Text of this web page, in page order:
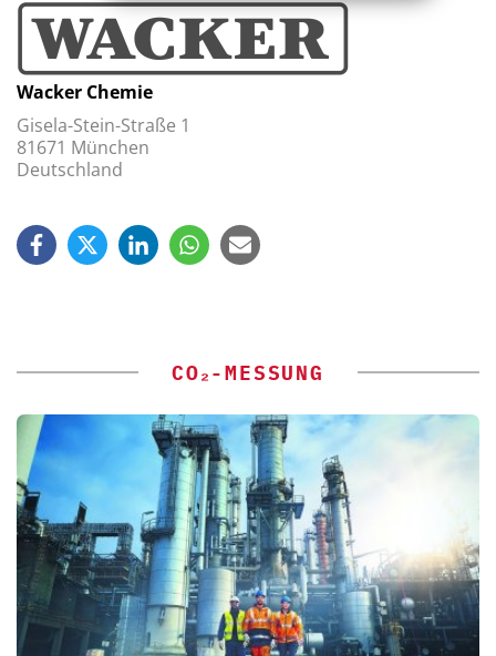
Wacker Chemie
Gisela-Stein-Straße 1
81671 München
Deutschland
CO₂-MESSUNG